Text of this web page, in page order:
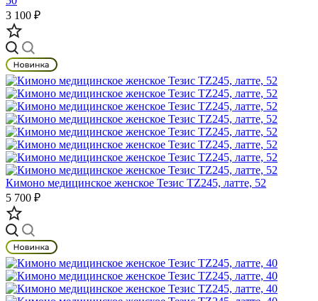
3 100 ₽
Кимоно медицинское женское Тезис TZ245, латте, 52
5 700 ₽